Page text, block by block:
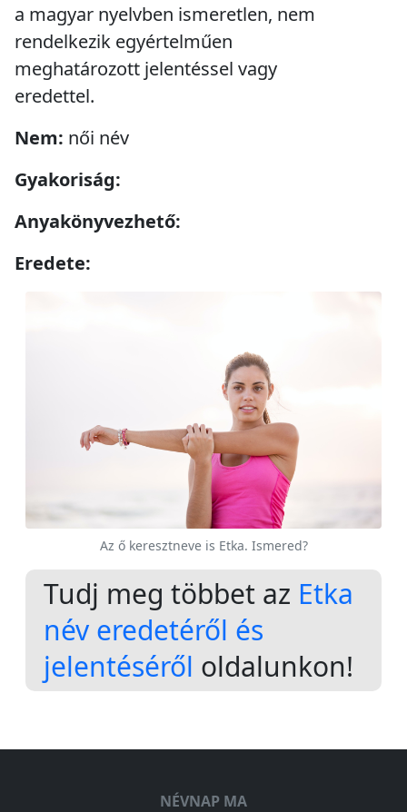
a magyar nyelvben ismeretlen, nem
rendelkezik egyértelműen
meghatározott jelentéssel vagy
eredettel.
Nem: női név
Gyakoriság:
Anyakönyvezhető:
Eredete:
Az ő keresztneve is Etka. Ismered?
Tudj meg többet az Etka
név eredetéről és
jelentéséről oldalunkon!
NÉVNAP MA